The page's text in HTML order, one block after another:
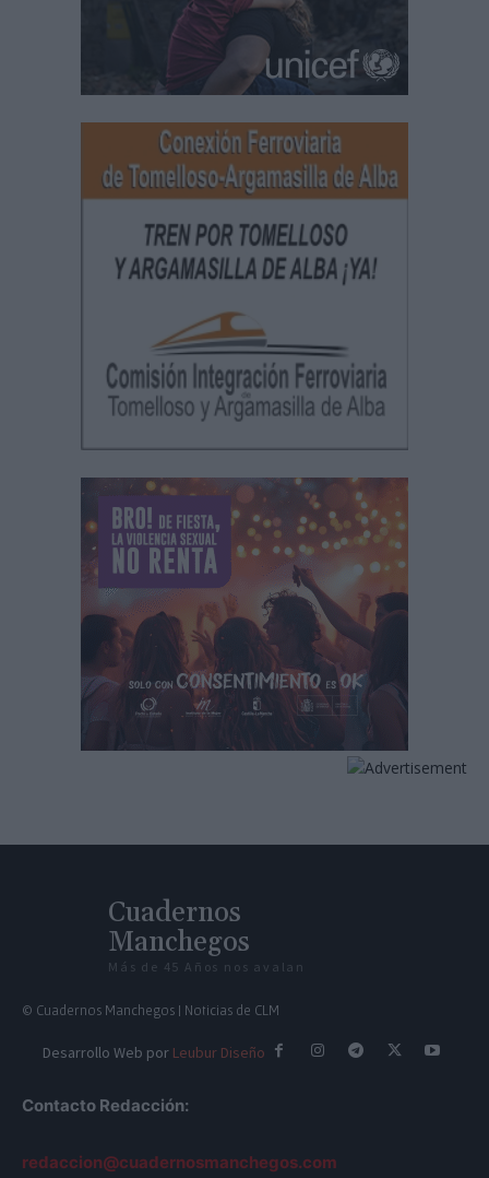
Cuadernos
Manchegos
Más de 45 Años nos avalan
© Cuadernos Manchegos | Noticias de CLM
Desarrollo Web por Leubur Diseño
Contacto Redacción:
redaccion@cuadernosmanchegos.com